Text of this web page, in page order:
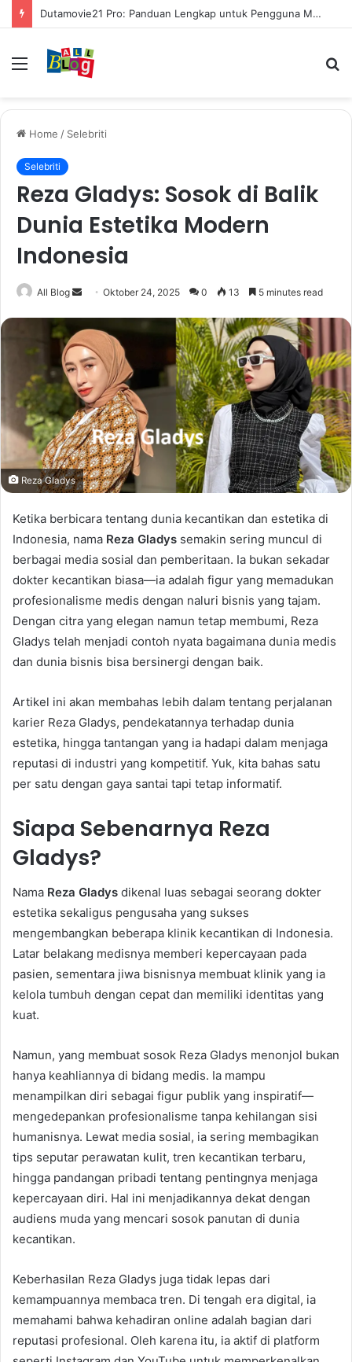
Dutamovie21 Pro: Panduan Lengkap untuk Pengguna Modern
Menu
Home / Selebriti
Selebriti
Reza Gladys: Sosok di Balik
Dunia Estetika Modern
Indonesia
All Blog
Send
email
Oktober 24, 2025 0 13 5 minutes read
Reza Gladys
Ketika berbicara tentang dunia kecantikan dan estetika di
Indonesia, nama Reza Gladys semakin sering muncul di
berbagai media sosial dan pemberitaan. Ia bukan sekadar
dokter kecantikan biasa—ia adalah figur yang memadukan
profesionalisme medis dengan naluri bisnis yang tajam.
Dengan citra yang elegan namun tetap membumi, Reza
Gladys telah menjadi contoh nyata bagaimana dunia medis
dan dunia bisnis bisa bersinergi dengan baik.
Artikel ini akan membahas lebih dalam tentang perjalanan
karier Reza Gladys, pendekatannya terhadap dunia
estetika, hingga tantangan yang ia hadapi dalam menjaga
reputasi di industri yang kompetitif. Yuk, kita bahas satu
per satu dengan gaya santai tapi tetap informatif.
Siapa Sebenarnya Reza
Gladys?
Nama Reza Gladys dikenal luas sebagai seorang dokter
estetika sekaligus pengusaha yang sukses
mengembangkan beberapa klinik kecantikan di Indonesia.
Latar belakang medisnya memberi kepercayaan pada
pasien, sementara jiwa bisnisnya membuat klinik yang ia
kelola tumbuh dengan cepat dan memiliki identitas yang
kuat.
Namun, yang membuat sosok Reza Gladys menonjol bukan
hanya keahliannya di bidang medis. Ia mampu
menampilkan diri sebagai figur publik yang inspiratif—
mengedepankan profesionalisme tanpa kehilangan sisi
humanisnya. Lewat media sosial, ia sering membagikan
tips seputar perawatan kulit, tren kecantikan terbaru,
hingga pandangan pribadi tentang pentingnya menjaga
kepercayaan diri. Hal ini menjadikannya dekat dengan
audiens muda yang mencari sosok panutan di dunia
kecantikan.
Keberhasilan Reza Gladys juga tidak lepas dari
kemampuannya membaca tren. Di tengah era digital, ia
memahami bahwa kehadiran online adalah bagian dari
reputasi profesional. Oleh karena itu, ia aktif di platform